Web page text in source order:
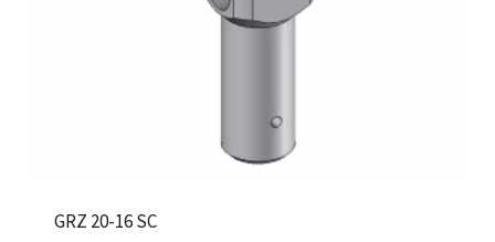
GRZ 20-16 SC